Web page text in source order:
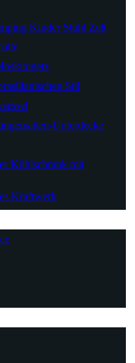
Kinder Stuhl Zelt
Stil
Unterdecke
Kühlschrank mit
Kraftwerk